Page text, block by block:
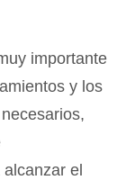
importante
y los
el